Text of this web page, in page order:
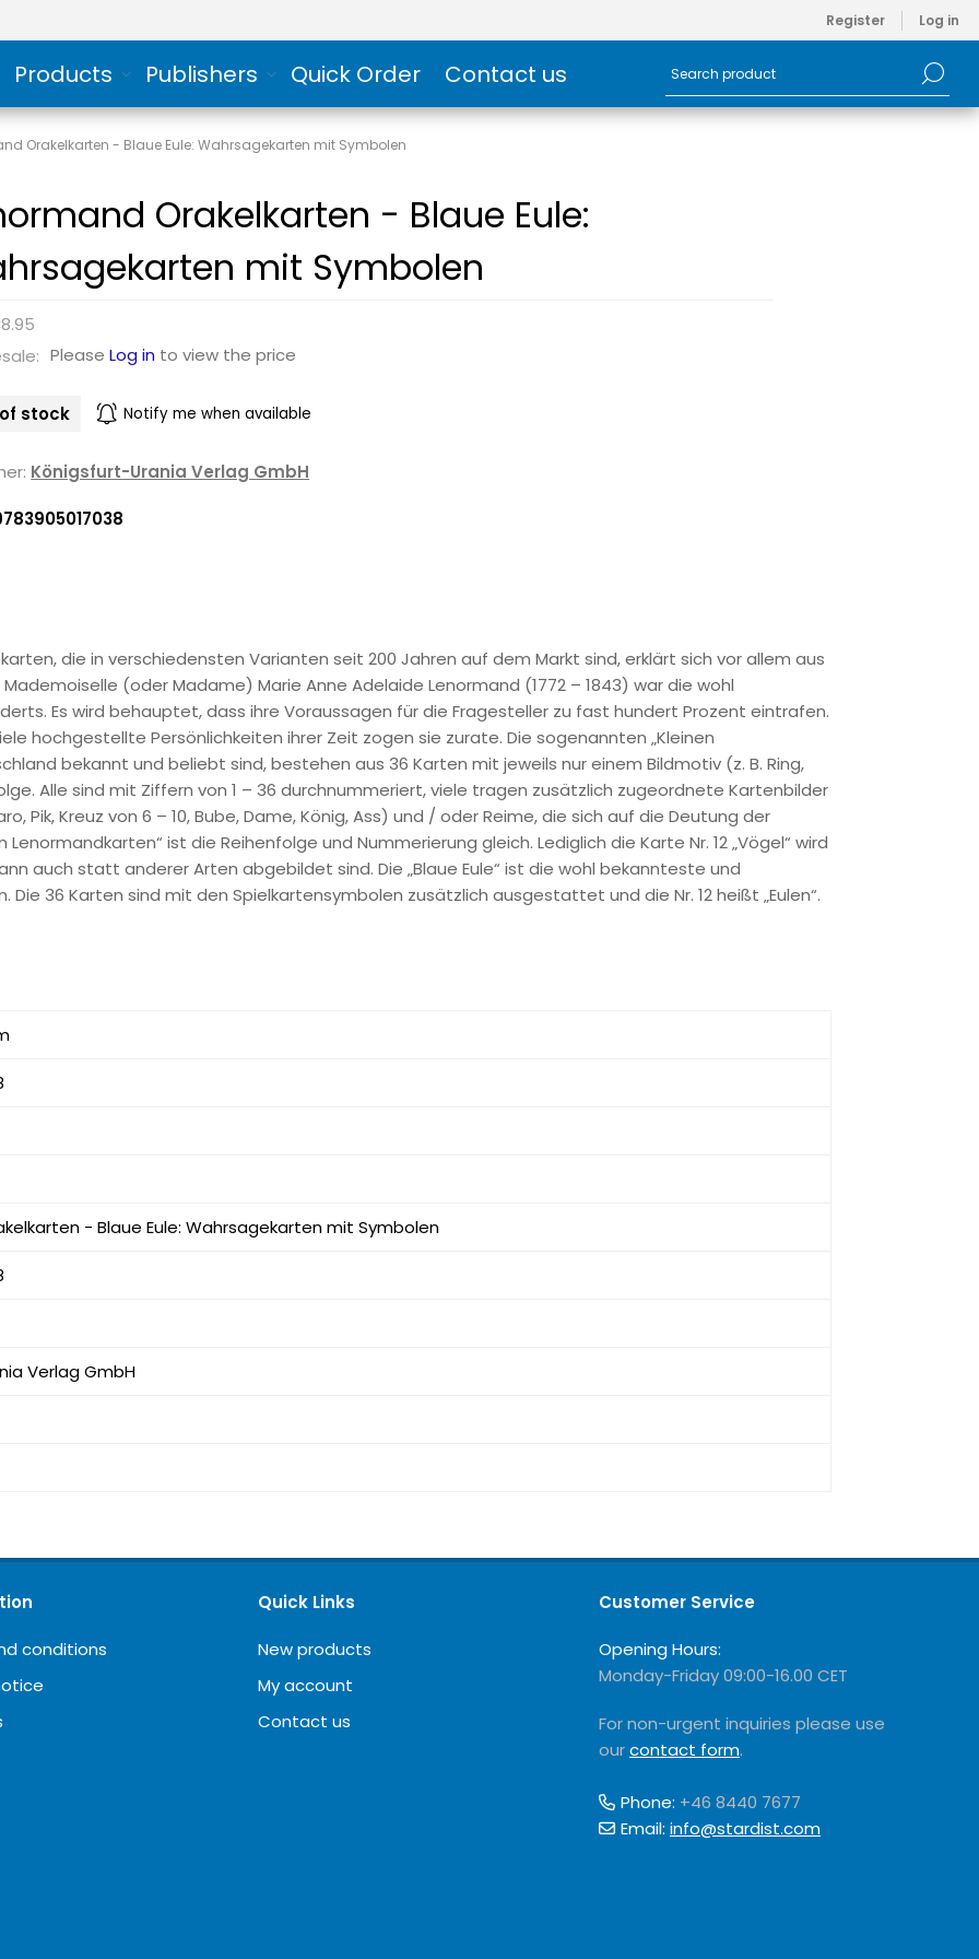
Register Log in
Products Publishers Quick Order Contact us
Orakelkarten - Blaue Eule: Wahrsagekarten mit Symbolen
Orakelkarten - Blaue Eule:
mit Symbolen
PleaseLog in to view the price
stock Notify me when available
Königsfurt-Urania Verlag GmbH
die in verschiedensten Varianten seit 200 Jahren auf dem Markt sind, erklärt sich vor allem aus
(oder Madame) Marie Anne Adelaide Lenormand (1772 – 1843) war die wohl
Es wird behauptet, dass ihre Voraussagen für die Fragesteller zu fast hundert Prozent eintrafen.
hochgestellte Persönlichkeiten ihrer Zeit zogen sie zurate. Die sogenannten „Kleinen
bekannt und beliebt sind, bestehen aus 36 Karten mit jeweils nur einem Bildmotiv (z. B. Ring,
Alle sind mit Ziffern von 1 – 36 durchnummeriert, viele tragen zusätzlich zugeordnete Kartenbilder
Pik, Kreuz von 6 – 10, Bube, Dame, König, Ass) und / oder Reime, die sich auf die Deutung der
ist die Reihenfolge und Nummerierung gleich. Lediglich die Karte Nr. 12 „Vögel“ wird
auch statt anderer Arten abgebildet sind. Die „Blaue Eule“ ist die wohl bekannteste und
36 Karten sind mit den Spielkartensymbolen zusätzlich ausgestattet und die Nr. 12 heißt „Eulen“.
- Blaue Eule: Wahrsagekarten mit Symbolen
Verlag GmbH
conditions
Quick Links
New products
My account
Contact us
Customer Service
Opening Hours:
Monday-Friday 09:00-16.00 CET
For non-urgent inquiries please use
ourcontact form.
Phone: +46 8440 7677
Email: info@stardist.com